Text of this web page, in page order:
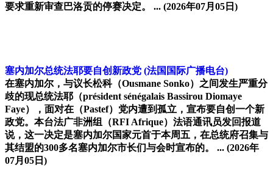
要求重新审查巴洛贡的停赛决定。 ... (2026年07月05日)
塞内加尔总统法耶要自创新政党 (法国国际广播电台)
在塞内加尔，与议长松科（Ousmane Sonko）之间发生严重分
歧的现总统法耶（président sénégalais Bassirou Diomaye
Faye），面对在（Pastef）党内遭到孤立，宣布要自创一个新
政党。本台法广非洲组（RFI Afrique）法语通讯员发回报道
说，这一决定是塞内加尔国家元首于本周五，在总统府召集与
其结盟的300多名塞内加尔市长们与会时宣布的。 ... (2026年
07月05日)